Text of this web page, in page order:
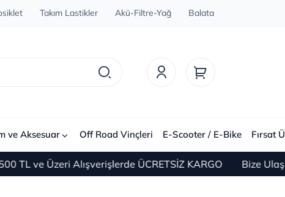
Takım Lastikler Akü-Filtre-Yağ Balata
ve Aksesuar Off Road Vinçleri E-Scooter / E-Bike Fırsat
ve Üzeri Alışverişlerde ÜCRETSİZ KARGO Bize Ulaşın